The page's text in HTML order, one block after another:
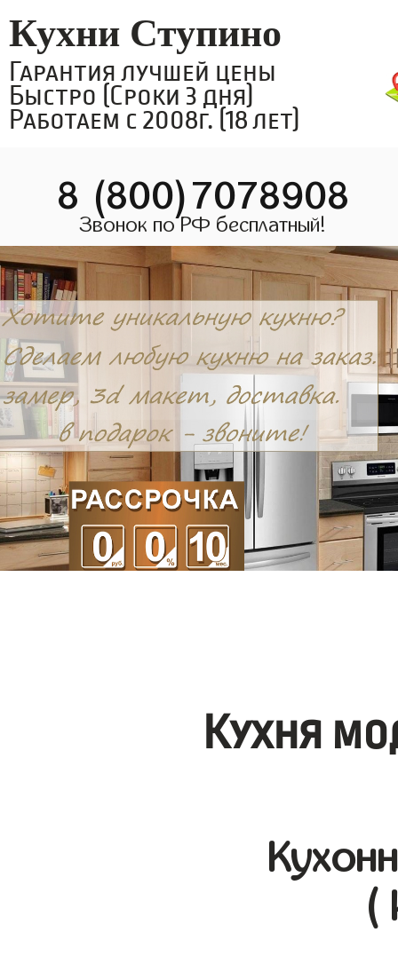
Кухни Ступино
Гарантия лучшей цены
Быстро (Сроки 3 дня)
Работаем с 2008г. (18 лет)
8 (800)7078908
Звонок по РФ бесплатный!
Кухня
(